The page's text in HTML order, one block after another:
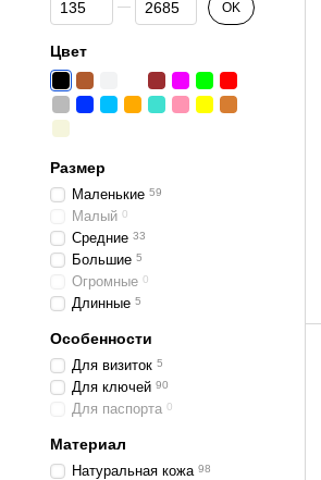
OK
Цвет
Размер
Маленькие 59
Малый 0
Средние 33
Большие 5
Огромные 0
Длинные 5
Особенности
Для визиток 5
Для ключей 90
Для паспорта 0
Материал
Натуральная кожа 98